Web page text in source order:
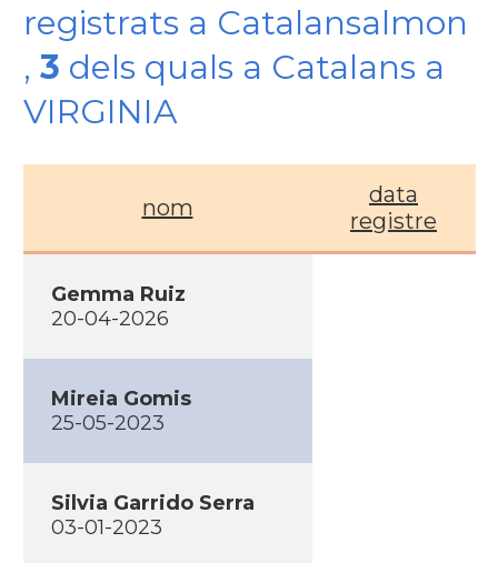
registrats a Catalansalmon
, 3 dels quals a Catalans a
VIRGINIA
nom
data
registre
Gemma Ruiz
20-04-2026
Mireia Gomis
25-05-2023
Silvia Garrido Serra
03-01-2023